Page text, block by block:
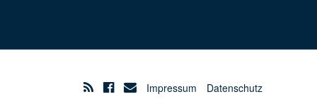
Impressum Datenschutz